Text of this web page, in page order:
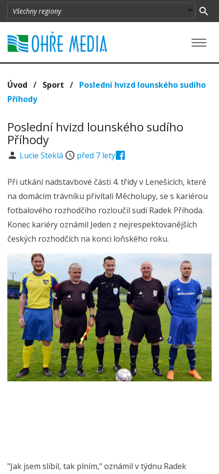
Úvod / Sport / Poslední hvizd lounského sudího
Příhody
Poslední hvizd lounského sudího
Příhody
Lucie Steklá před 7 lety
Při utkání nadstavbové části 4. třídy v Lenešicích, které
na domácím trávníku přivítali Měcholupy, se s kariérou
fotbalového rozhodčího rozloučil sudí Radek Příhoda.
Konec kariéry oznámil Jeden z nejrespektovanějších
českých rozhodčích na konci loňského roku.
"Jak jsem slíbil, tak plním," oznámil v týdnu Radek